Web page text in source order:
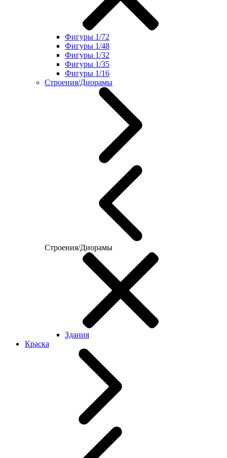
Фигуры 1/72
Фигуры 1/48
Фигуры 1/32
Фигуры 1/35
Фигуры 1/16
Строения/Диорамы
Строения/Диорамы
Здания
Краска